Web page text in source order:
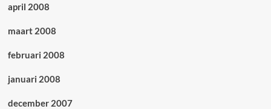
april 2008
maart 2008
februari 2008
januari 2008
december 2007